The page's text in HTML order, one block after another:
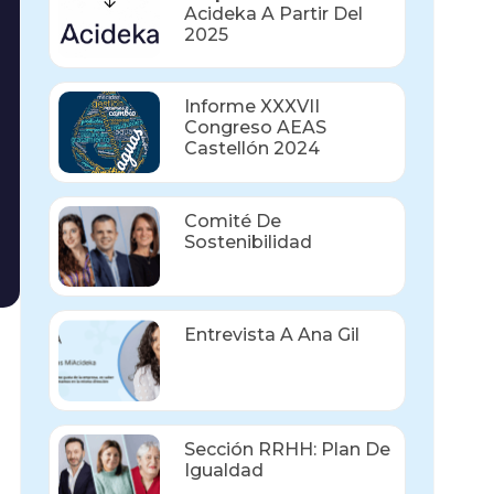
Acideka A Partir Del
2025
Informe XXXVII
Congreso AEAS
Castellón 2024
Comité De
Sostenibilidad
Entrevista A Ana Gil
Sección RRHH: Plan De
Igualdad